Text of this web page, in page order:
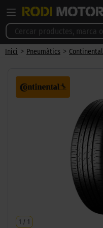
Inici > Pneumàtics > Continental
1 / 1